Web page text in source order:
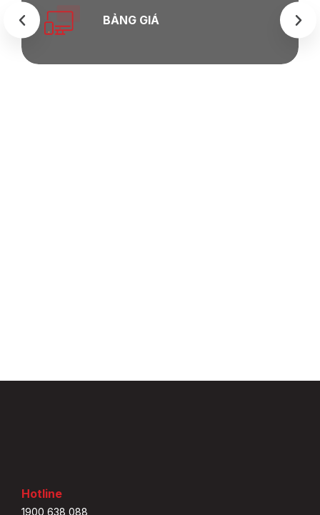
BẢNG GIÁ
Hotline
1900 638 088